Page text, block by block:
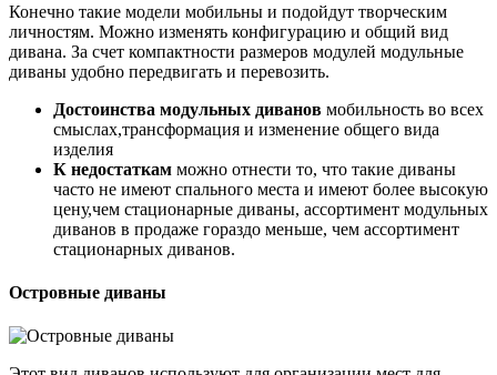
Конечно такие модели мобильны и подойдут творческим
личностям. Можно изменять конфигурацию и общий вид
дивана. За счет компактности размеров модулей модульные
диваны удобно передвигать и перевозить.
Достоинства модульных диванов мобильность во всех
смыслах,трансформация и изменение общего вида
изделия
К недостаткам можно отнести то, что такие диваны
часто не имеют спального места и имеют более высокую
цену,чем стационарные диваны, ассортимент модульных
диванов в продаже гораздо меньше, чем ассортимент
стационарных диванов.
Островные диваны